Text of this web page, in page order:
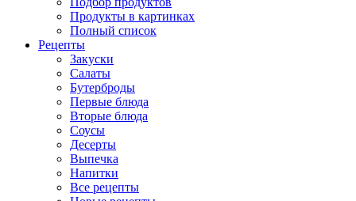
Продукты в картинках
Полный список
Рецепты
Закуски
Салаты
Бутерброды
Первые блюда
Вторые блюда
Соусы
Десерты
Выпечка
Напитки
Все рецепты